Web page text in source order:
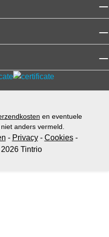
en eventuele
anders vermeld.
- Privacy- Cookies-
Tintrio